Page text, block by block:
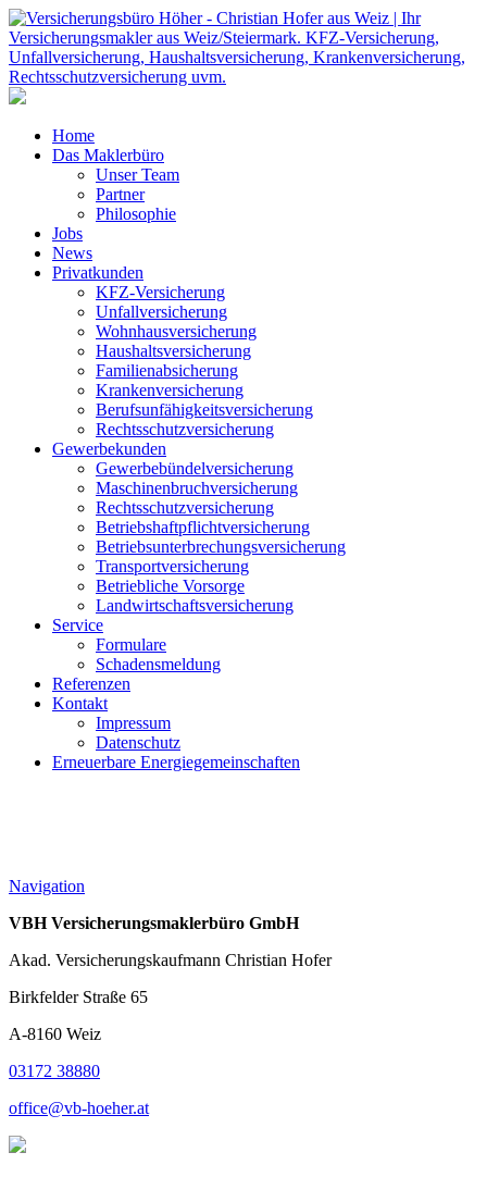
Home
Das Maklerbüro
Unser Team
Partner
Philosophie
Jobs
News
Privatkunden
KFZ-Versicherung
Unfallversicherung
Wohnhausversicherung
Haushaltsversicherung
Familienabsicherung
Krankenversicherung
Berufsunfähigkeitsversicherung
Rechtsschutzversicherung
Gewerbekunden
Gewerbebündelversicherung
Maschinenbruchversicherung
Rechtsschutzversicherung
Betriebshaftpflichtversicherung
Betriebsunterbrechungsversicherung
Transportversicherung
Betriebliche Vorsorge
Landwirtschaftsversicherung
Service
Formulare
Schadensmeldung
Referenzen
Kontakt
Impressum
Datenschutz
Erneuerbare Energiegemeinschaften
Navigation
VBH Versicherungsmaklerbüro GmbH
Akad. Versicherungskaufmann Christian Hofer
Birkfelder Straße 65
A-8160 Weiz
03172 38880
office@vb-hoeher.at